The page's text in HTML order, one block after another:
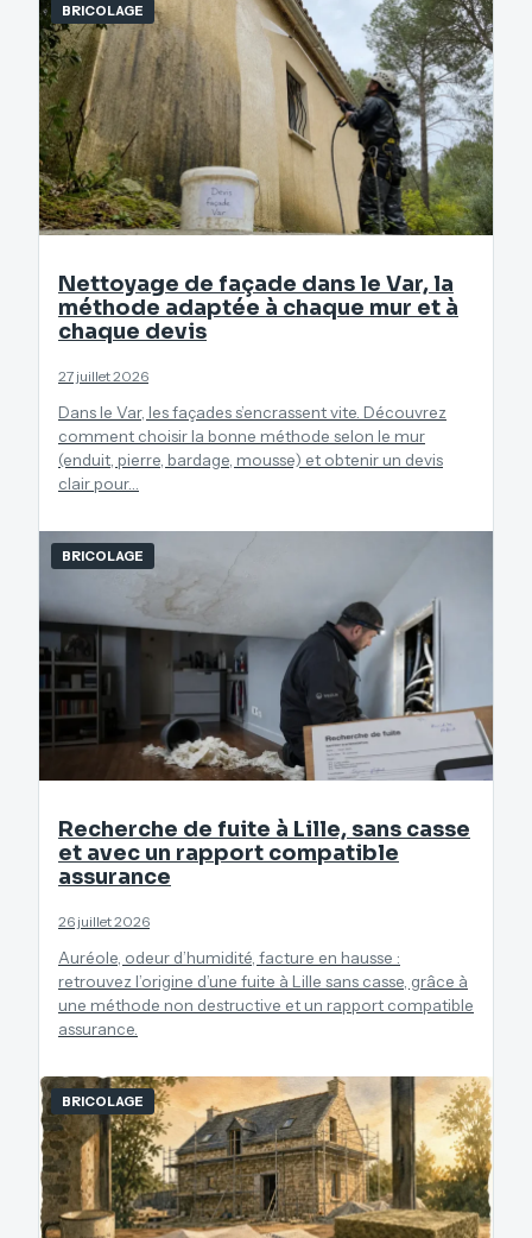
BRICOLAGE
Nettoyage de façade dans le Var, la
méthode adaptée à chaque mur et à
chaque devis
27 juillet 2026
Dans le Var, les façades s’encrassent vite. Découvrez
comment choisir la bonne méthode selon le mur
(enduit, pierre, bardage, mousse) et obtenir un devis
clair pour…
BRICOLAGE
Recherche de fuite à Lille, sans casse
et avec un rapport compatible
assurance
26 juillet 2026
Auréole, odeur d’humidité, facture en hausse :
retrouvez l’origine d’une fuite à Lille sans casse, grâce à
une méthode non destructive et un rapport compatible
assurance.
BRICOLAGE